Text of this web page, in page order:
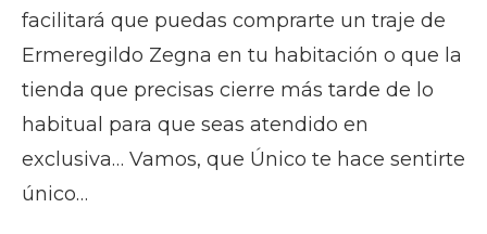
facilitará que puedas comprarte un traje de
Ermeregildo Zegna en tu habitación o que la
tienda que precisas cierre más tarde de lo
habitual para que seas atendido en
exclusiva… Vamos, que Único te hace sentirte
único…